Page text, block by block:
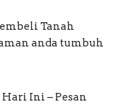
Tanah
anda tumbuh
Ini – Pesan